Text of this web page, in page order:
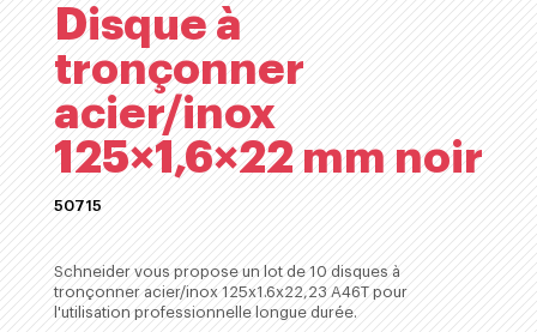
Disque à
tronçonner
acier/inox
125×1,6×22 mm noir
50715
ACHETER
Schneider vous propose un lot de 10 disques à
tronçonner acier/inox 125x1.6x22,23 A46T pour
l'utilisation professionnelle longue durée.